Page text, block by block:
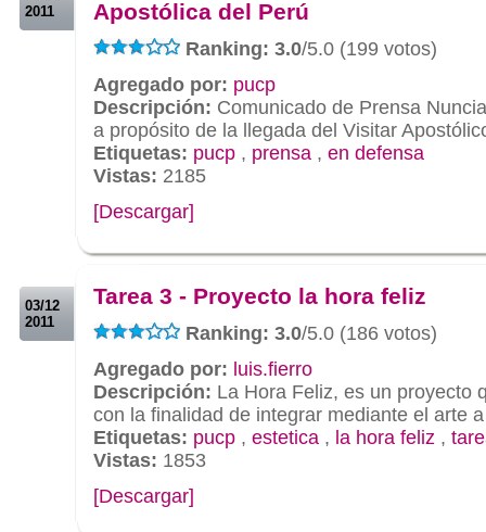
2011
Apostólica del Perú
Ranking: 3.0/5.0 (199 votos)
Agregado por: pucp
Descripción: Comunicado de Prensa
a propósito de la llegada del Visitar
Etiquetas: pucp , prensa , en defensa
Vistas: 2185
[Descargar]
03/12
2011
Tarea 3 - Proyecto la hora feliz
Ranking: 3.0/5.0 (186 votos)
Agregado por: luis.fierro
Descripción: La Hora Feliz, es un proyecto
con la finalidad de integrar mediante el arte
Etiquetas: pucp , estetica , la hora feliz ,
Vistas: 1853
[Descargar]